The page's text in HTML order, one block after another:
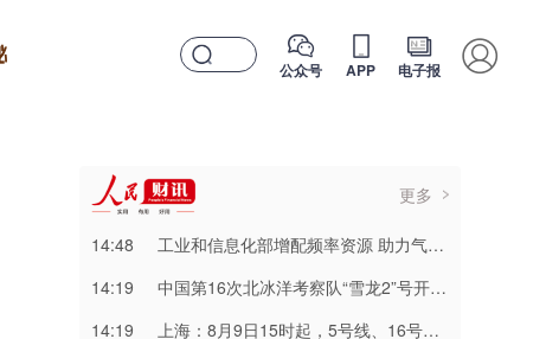
公众号 APP 电子报
更多
14:48
工业和信息化部增配频率资源 助力气象部门应对极端天气
14:19
中国第16次北冰洋考察队“雪龙2”号开始本次考察冰站调查
14:19
上海：8月9日15时起，5号线、16号线、浦江线全线停运